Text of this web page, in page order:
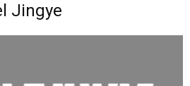
Jingye